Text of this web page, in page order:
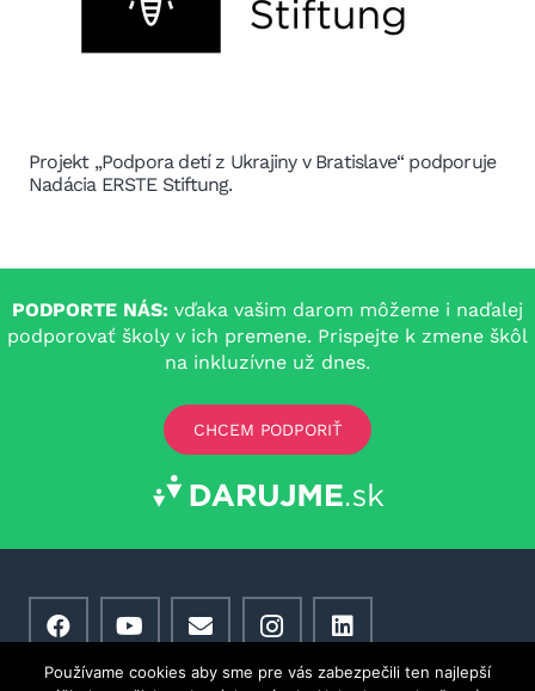
Projekt „Podpora detí z Ukrajiny v Bratislave“ podporuje
Nadácia ERSTE Stiftung.
PODPORTE NÁS: vďaka vašim darom môžeme i naďalej
podporovať školy v ich premene. Prispejte k zmene škôl
na inkluzívne už dnes.
CHCEM PODPORIŤ
Používame cookies aby sme pre vás zabezpečili ten najlepší